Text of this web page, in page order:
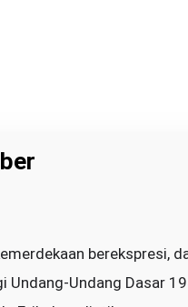
berekspresi,
Undang-Undang Dasar